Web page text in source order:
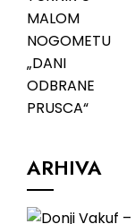
ARHIVA